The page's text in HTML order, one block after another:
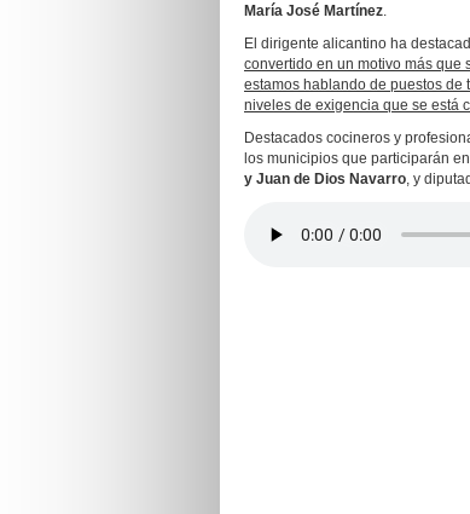
María José Martínez.
El dirigente alicantino ha
convertido en un motivo más que
estamos hablando de puestos
niveles de exigencia que se está
Destacados cocineros y
los municipios que participarán
y Juan de Dios Navarro, y